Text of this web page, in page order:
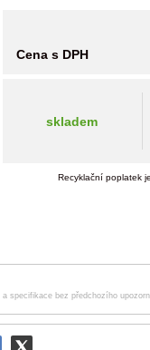
Cena s DPH
skladem
Recyklační poplatek
specifikace bez předchozího